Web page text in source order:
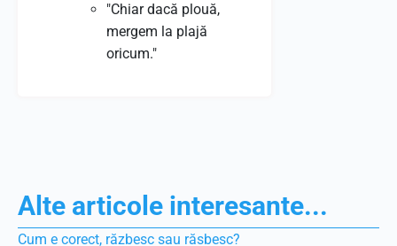
"Chiar dacă plouă,
mergem la plajă
oricum."
Alte articole interesante...
Cum e corect, răzbesc sau răsbesc?